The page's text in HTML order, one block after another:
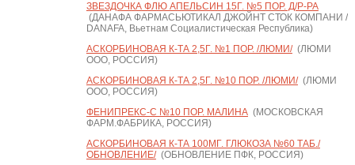
ЗВЕЗДОЧКА ФЛЮ АПЕЛЬСИН 15Г. №5 ПОР. Д/Р-РА
(ДАНАФА ФАРМАСЬЮТИКАЛ ДЖОЙНТ СТОК КОМПАНИ /
DANAFA, Вьетнам Социалистическая Республика)
АСКОРБИНОВАЯ К-ТА 2,5Г. №1 ПОР. /ЛЮМИ/(ЛЮМИ
ООО, РОССИЯ)
АСКОРБИНОВАЯ К-ТА 2,5Г. №10 ПОР. /ЛЮМИ/(ЛЮМИ
ООО, РОССИЯ)
ФЕНИПРЕКС-С №10 ПОР. МАЛИНА(МОСКОВСКАЯ
ФАРМ.ФАБРИКА, РОССИЯ)
АСКОРБИНОВАЯ К-ТА 100МГ. ГЛЮКОЗА №60 ТАБ./
ОБНОВЛЕНИЕ/(ОБНОВЛЕНИЕ ПФК, РОССИЯ)